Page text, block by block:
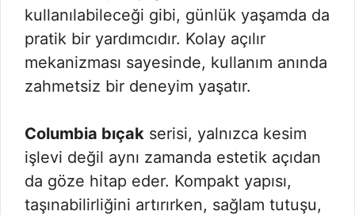
kullanılabileceği gibi, günlük yaşamda da
pratik bir yardımcıdır. Kolay açılır
mekanizması sayesinde, kullanım anında
zahmetsiz bir deneyim yaşatır.
Columbia bıçak serisi, yalnızca kesim
işlevi değil aynı zamanda estetik açıdan
da göze hitap eder. Kompakt yapısı,
taşınabilirliğini artırırken, sağlam tutuşu,